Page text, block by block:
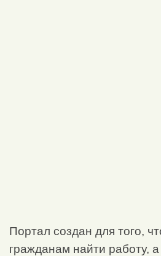
Портал создан для того,
гражданам найти работу,